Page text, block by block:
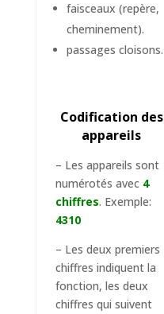
faisceaux (repère,
cheminement).
passages cloisons.
Codification des
appareils
– Les appareils sont
numérotés avec 4
chiffres. Exemple:
4310
– Les deux premiers
chiffres indiquent la
fonction, les deux
chiffres qui suivent